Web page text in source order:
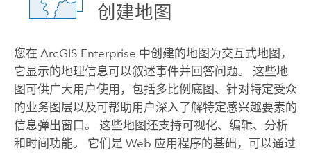
创建地图
您在 ArcGIS Enterprise 中创建的地图为交互式地图，
它显示的地理信息可以叙述事件并回答问题。 这些地
图可供广大用户使用，包括多比例底图、针对特定受众
的业务图层以及可帮助用户深入了解特定感兴趣要素的
信息弹出窗口。 这些地图还支持可视化、编辑、分析
和时间功能。 它们是 Web 应用程序的基础，可以通过